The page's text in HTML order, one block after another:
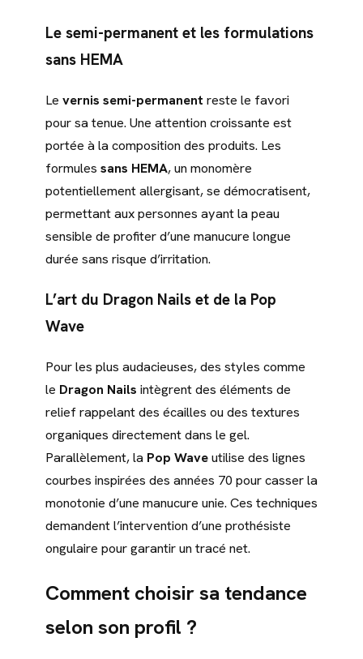
Le semi-permanent et les formulations
sans HEMA
Le vernis semi-permanent reste le favori
pour sa tenue. Une attention croissante est
portée à la composition des produits. Les
formules sans HEMA, un monomère
potentiellement allergisant, se démocratisent,
permettant aux personnes ayant la peau
sensible de profiter d’une manucure longue
durée sans risque d’irritation.
L’art du Dragon Nails et de la Pop
Wave
Pour les plus audacieuses, des styles comme
le Dragon Nails intègrent des éléments de
relief rappelant des écailles ou des textures
organiques directement dans le gel.
Parallèlement, la Pop Waveutilise des lignes
courbes inspirées des années 70 pour casser la
monotonie d’une manucure unie. Ces techniques
demandent l’intervention d’une prothésiste
ongulaire pour garantir un tracé net.
Comment choisir sa tendance
selon son profil ?